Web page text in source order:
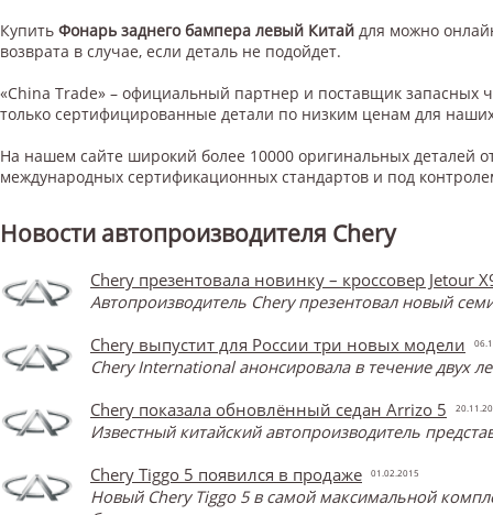
Купить Фонарь заднего бампера левый Китай для можно
возврата в случае, если деталь не подойдет.
«China Trade» – официальный партнер и поставщик запасных
только сертифицированные детали по низким ценам для
На нашем сайте широкий более 10000 оригинальных деталей
международных сертификационных стандартов и под
Новости автопроизводителя Chery
Chery презентовала новинку – кроссовер Jetour
Автопроизводитель Chery презентовал новый
Chery выпустит для России три новых модели
Chery International анонсировала в течение двух
Chery показала обновлённый седан Arrizo 5
Известный китайский автопроизводитель
Chery Tiggo 5 появился в продаже
01.02.2015
Новый Chery Tiggo 5 в самой максимальной